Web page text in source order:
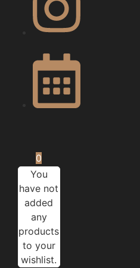
0
You
have not
added
any
products
to your
wishlist.